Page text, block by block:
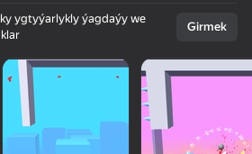
50+ ýokary oýunlar,
olar oýnaýarlar,
Görmek
ygtyýarlykly ýagdaýy we
Girmek